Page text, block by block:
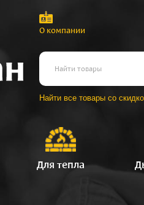
О компании
Найти все товары со
Для тепла